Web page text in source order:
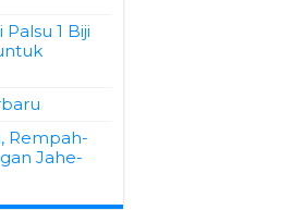
1 Biji
Rempah-
Jahe-